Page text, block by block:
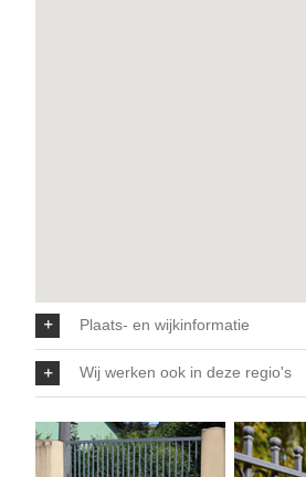
Plaats- en wijkinformatie
Wij werken ook in deze regio's